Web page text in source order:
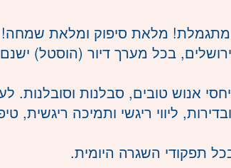
ומתגמלת! מלאת סיפוק ומלאת שמחה!
ברחבי ירושלים, בכל מערך דיור (הוסטל)
אנוש טובים, סבלנות וסובלנות.
ליווי ריגשי ותמיכה ריגשית,
תפקודי השגרה היומית.